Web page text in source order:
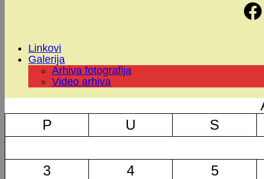
Linkovi
Galerija
Arhiva fotografija
Video arhiva
P
U S
3 4
5